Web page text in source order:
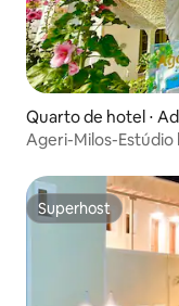
Quarto de hotel ⋅
Ageri-Milos-Estúdio
Superhost
Superhost